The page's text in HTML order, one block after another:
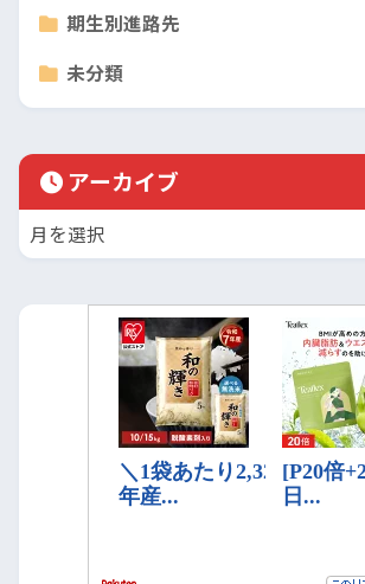
期生別進路先
未分類
アーカイブ